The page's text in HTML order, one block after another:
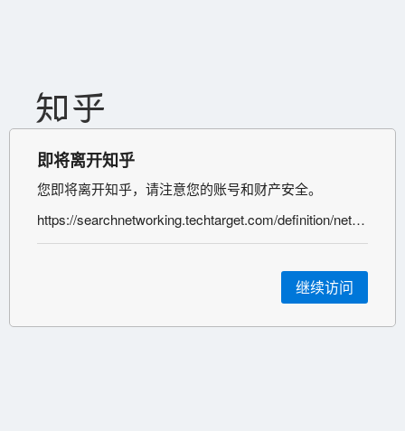
即将离开知乎
您即将离开知乎，请注意您的账号和财产安全。
https://searchnetworking.techtarget.com/definition/networking
继续访问